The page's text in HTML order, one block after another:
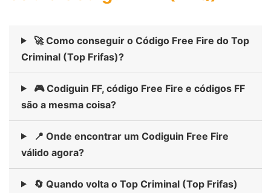
🚀 Como conseguir o Código Free Fire do Top
Criminal (Top Frifas)?
🎮 Codiguin FF, código Free Fire e códigos FF
são a mesma coisa?
📍 Onde encontrar um Codiguin Free Fire
válido agora?
🔄 Quando volta o Top Criminal (Top Frifas)